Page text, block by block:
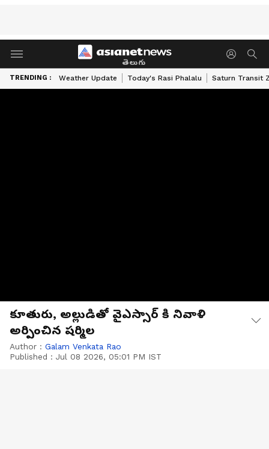
తెలుగు
TRENDING : Weather Update Today's Rasi Phalalu Saturn Transit
కూతురు, అల్లుడితో వైఎస్సార్ కి నివాళి
అర్పించిన షర్మిల
Author : Galam Venkata Rao
Published : Jul 08 2026, 05:01 PM IST